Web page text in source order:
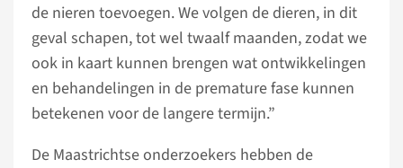
de nieren toevoegen. We volgen de dieren, in dit
geval schapen, tot wel twaalf maanden, zodat we
ook in kaart kunnen brengen wat ontwikkelingen
en behandelingen in de premature fase kunnen
betekenen voor de langere termijn.”
De Maastrichtse onderzoekers hebben de